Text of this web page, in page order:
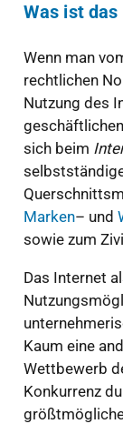
Was ist
Wenn man
rechtlichen
Nutzung des
sich beim
Marken– und
sowie zum
Das Internet
Kaum eine
Wettbewerb
Konkurrenz